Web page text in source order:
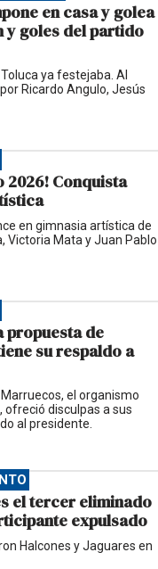
en casa y golea
y goles del partido
ya festejaba. Al
Ricardo Angulo, Jesús
2026! Conquista
en gimnasia artística de
Victoria Mata y Juan Pablo
propuesta de
su respaldo a
el organismo
ofreció disculpas a sus
al presidente.
el tercer eliminado
expulsado
Halcones y Jaguares en